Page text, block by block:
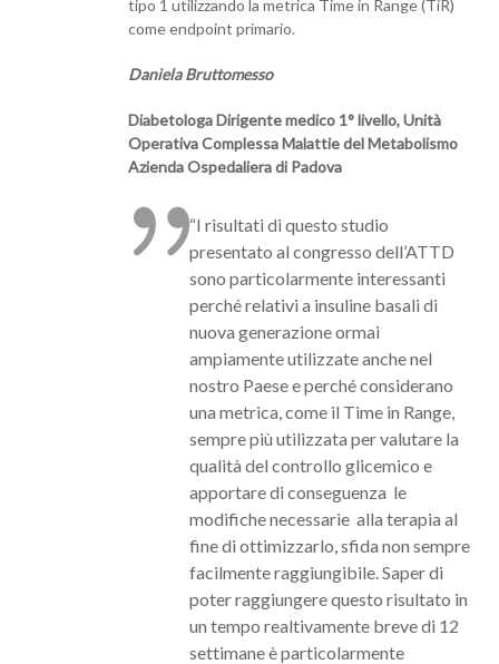
tipo 1 utilizzando la metrica Time in Range (TiR)
come endpoint primario.
Daniela Bruttomesso
Diabetologa Dirigente medico 1° livello, Unità
Operativa Complessa Malattie del Metabolismo
Azienda Ospedaliera di Padova
“I risultati di questo studio
presentato al congresso dell’ATTD
sono particolarmente interessanti
perché relativi a insuline basali di
nuova generazione ormai
ampiamente utilizzate anche nel
nostro Paese e perché considerano
una metrica, come il Time in Range,
sempre più utilizzata per valutare la
qualità del controllo glicemico e
apportare di conseguenza le
modifiche necessarie alla terapia al
fine di ottimizzarlo, sfida non sempre
facilmente raggiungibile. Saper di
poter raggiungere questo risultato in
un tempo realtivamente breve di 12
settimane è particolarmente